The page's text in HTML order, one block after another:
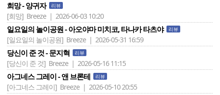
희망 - 양귀자 리뷰
[희망] Breeze | 2026-06-03 10:20
일요일의 놀이공원 - 아오야마 미치코, 타나카 타츠야 리뷰
[일요일의 놀이공원] Breeze | 2026-05-31 16:59
당신이 준 것 - 문지혁 리뷰
[당신이 준 것] Breeze | 2026-05-16 11:15
아그네스 그레이 - 앤 브론테 리뷰
[아그네스 그레이] Breeze | 2026-05-10 20:55